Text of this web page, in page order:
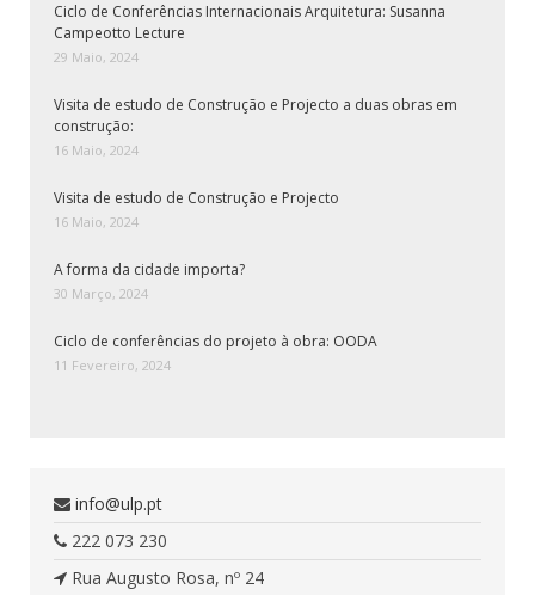
Ciclo de Conferências Internacionais Arquitetura: Susanna
Campeotto Lecture
29 Maio, 2024
Visita de estudo de Construção e Projecto a duas obras em
construção:
16 Maio, 2024
Visita de estudo de Construção e Projecto
16 Maio, 2024
A forma da cidade importa?
30 Março, 2024
Ciclo de conferências do projeto à obra: OODA
11 Fevereiro, 2024
info@ulp.pt
222 073 230
Rua Augusto Rosa, nº 24